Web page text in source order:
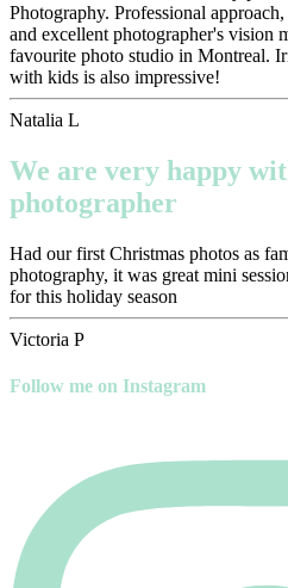
Photography. Professional
and excellent photographer's vision
favourite photo studio in Montreal.
with kids is also impressive!
Natalia L
We are very happy
photographer
Had our first Christmas photos as
photography, it was great mini
for this holiday season
Victoria P
Follow me on Instagram